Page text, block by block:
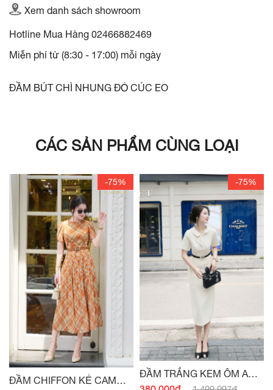
Xem danh sách showroom
Hotline Mua Hàng 02466882469
Miễn phí từ (8:30 - 17:00) mỗi ngày
ĐẦM BÚT CHÌ NHUNG ĐỎ CÚC EO
CÁC SẢN PHẨM CÙNG LOẠI
-75%
ĐẦM CHIFFON KẺ CAM
-75%
ĐẦM TRẮNG KEM ÔM A
CỔ NƠ